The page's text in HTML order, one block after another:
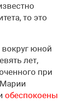
то это
юной
лет,
при
обеспокоены